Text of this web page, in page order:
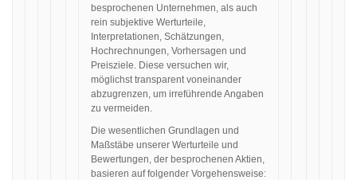
besprochenen Unternehmen, als auch
rein subjektive Werturteile,
Interpretationen, Schätzungen,
Hochrechnungen, Vorhersagen und
Preisziele. Diese versuchen wir,
möglichst transparent voneinander
abzugrenzen, um irreführende Angaben
zu vermeiden.
Die wesentlichen Grundlagen und
Maßstäbe unserer Werturteile und
Bewertungen, der besprochenen Aktien,
basieren auf folgender Vorgehensweise: